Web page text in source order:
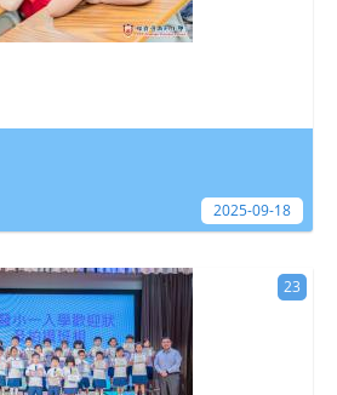
2025-09-18
23